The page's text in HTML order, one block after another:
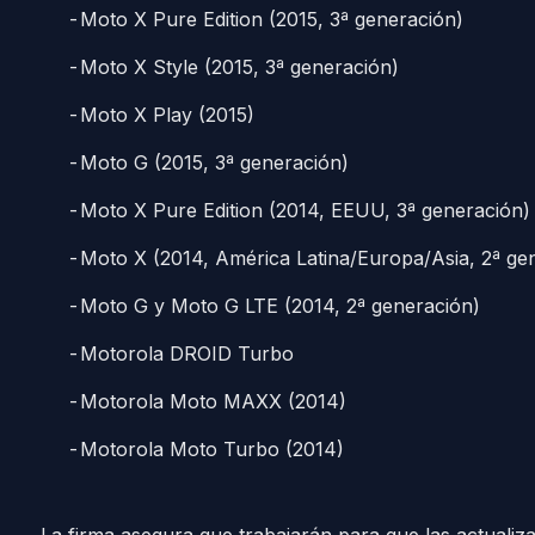
Moto X Pure Edition (2015, 3ª generación)
Moto X Style (2015, 3ª generación)
Moto X Play (2015)
Moto G (2015, 3ª generación)
Moto X Pure Edition (2014, EEUU, 3ª generación)
Moto X (2014, América Latina/Europa/Asia, 2ª
Moto G y Moto G LTE (2014, 2ª generación)
Motorola DROID Turbo
Motorola Moto MAXX (2014)
Motorola Moto Turbo (2014)